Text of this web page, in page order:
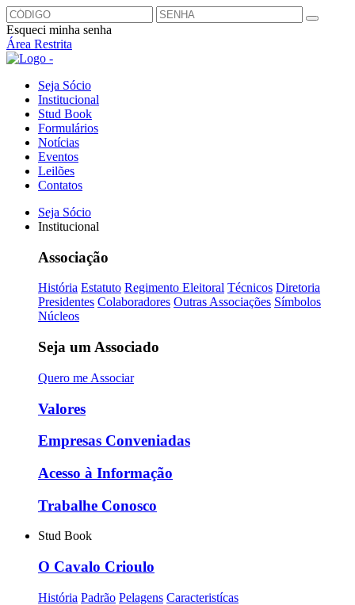
Esqueci minha senha
Área Restrita
Seja Sócio
Institucional
Stud Book
Formulários
Notícias
Eventos
Leilões
Contatos
Seja Sócio
Institucional
Associação
História Estatuto Regimento Eleitoral Técnicos Diretoria
Presidentes Colaboradores Outras Associações Símbolos
Núcleos
Seja um Associado
Quero me Associar
Valores
Empresas Conveniadas
Acesso à Informação
Trabalhe Conosco
Stud Book
O Cavalo Crioulo
História Padrão Pelagens Caracteristícas